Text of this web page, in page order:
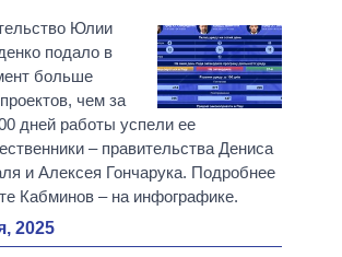
Юлии
подало в
больше
чем за
дней работы успели ее
– правительства Дениса
и Алексея Гончарука. Подробнее
Кабминов – на инфографике.
2025